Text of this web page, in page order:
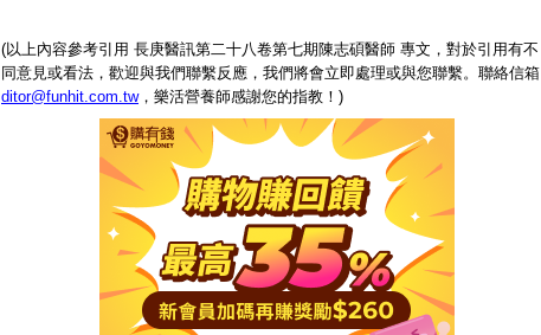
(以上內容參考引用 長庚醫訊第二十八卷第七期陳志碩醫師 專文，對於引用有不
同意見或看法，歡迎與我們聯繫反應，我們將會立即處理或與您聯繫。聯絡信箱
ditor@funhit.com.tw，樂活營養師感謝您的指教！)